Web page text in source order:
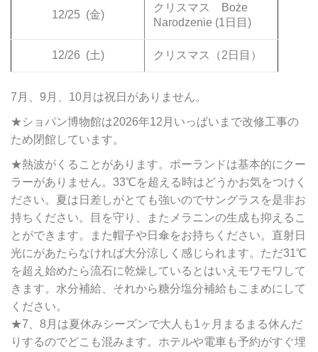
12/25 (金)
クリスマス Boże
Narodzenie (1日目)
12/26 (土) クリスマス（2日目）
7月、9月、10月は祝日がありません。
★ショパン博物館は2026年12月いっぱいまで改修工事の
ため閉館しています。
★熱波がくることがあります。ポーランドは基本的にクー
ラーがありません。33℃を超える時はどうかお気をつけく
ださい。夏は日差しがとても強いのでサングラスを是非お
持ちください。目を守り、またメラニンの生成も抑えるこ
とができます。また帽子や日傘をお持ちください。直射日
光にがあたらなければ大分涼しく感じられます。ただ31℃
を超え始めたら流石に乾燥しているとはいえモワモワして
きます。水分補給、それから糖分塩分補給もこまめにして
ください。
★7、8月は夏休みシーズンで大人も1ヶ月まるまる休んだ
りするのでどこも混みます。ホテルや電車も予約がすぐ埋